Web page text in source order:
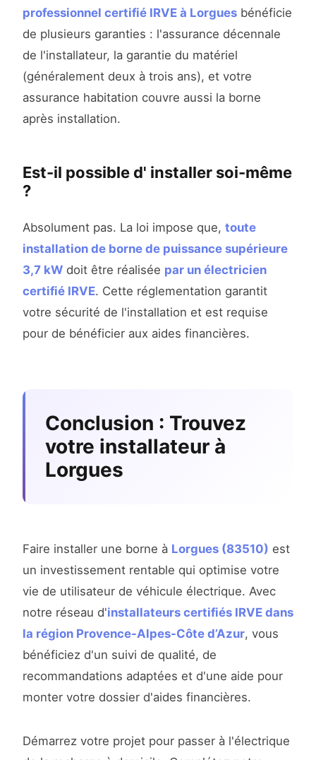
professionnel certifié IRVE à Lorgues bénéficie
de plusieurs garanties : l'assurance décennale
de l'installateur, la garantie du matériel
(généralement deux à trois ans), et votre
assurance habitation couvre aussi la borne
après installation.
Est-il possible d' installer soi-même
?
Absolument pas. La loi impose que, toute
installation de borne de puissance supérieure
3,7 kW doit être réalisée par un électricien
certifié IRVE. Cette réglementation garantit
votre sécurité de l'installation et est requise
pour de bénéficier aux aides financières.
Conclusion : Trouvez
votre installateur à
Lorgues
Faire installer une borne à Lorgues (83510) est
un investissement rentable qui optimise votre
vie de utilisateur de véhicule électrique. Avec
notre réseau d'installateurs certifiés IRVE dans
la région Provence-Alpes-Côte d’Azur, vous
bénéficiez d'un suivi de qualité, de
recommandations adaptées et d'une aide pour
monter votre dossier d'aides financières.
Démarrez votre projet pour passer à l'électrique